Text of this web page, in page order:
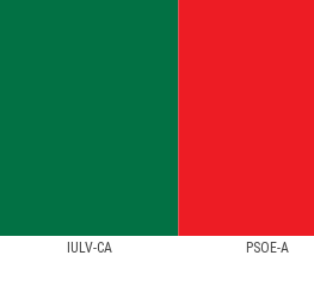
IULV-CA PSOE-A